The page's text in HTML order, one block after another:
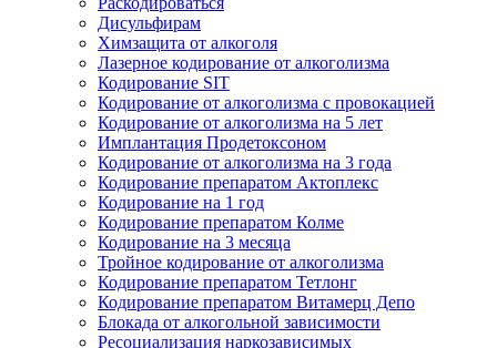
Дисульфирам
Химзащита от алкоголя
Лазерное кодирование от алкоголизма
Кодирование SIT
Кодирование от алкоголизма с провокацией
Кодирование от алкоголизма на 5 лет
Имплантация Продетоксоном
Кодирование от алкоголизма на 3 года
Кодирование препаратом Актоплекс
Кодирование на 1 год
Кодирование препаратом Колме
Кодирование на 3 месяца
Тройное кодирование от алкоголизма
Кодирование препаратом Тетлонг
Кодирование препаратом Витамерц Депо
Блокада от алкогольной зависимости
Ресоциализация наркозависимых